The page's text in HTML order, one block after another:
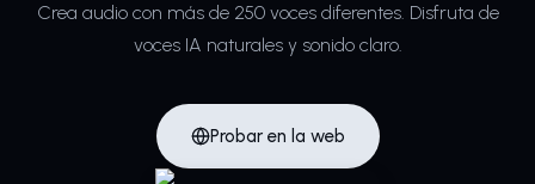
Crea audio con más de 250 voces diferentes. Disfruta de
voces IA naturales y sonido claro.
Probar en la web